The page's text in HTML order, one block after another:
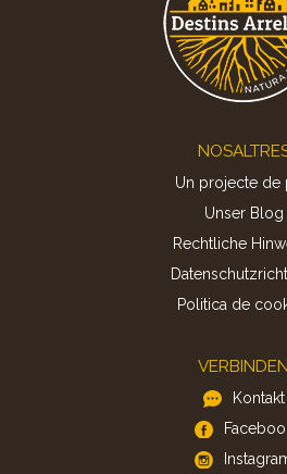
Un projecte de
Unser Blog
Rechtliche
Politica de
VERBINDEN
Kontakt